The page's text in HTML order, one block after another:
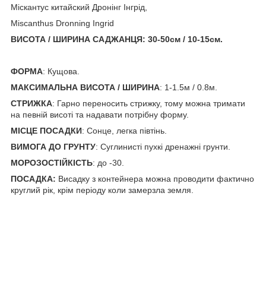
Міскантус китайский Дронінг Інгрід,
Miscanthus Dronning Ingrid
ВИСОТА / ШИРИНА САДЖАНЦЯ: 30-50см / 10-15см.
ФОРМА: Кущова.
МАКСИМАЛЬНА ВИСОТА / ШИРИНА: 1-1.5м / 0.8м.
СТРИЖКА: Гарно переносить стрижку, тому можна тримати
на певній висоті та надавати потрібну форму.
МІСЦЕ ПОСАДКИ: Сонце, легка півтінь.
ВИМОГА ДО ГРУНТУ: Суглинисті пухкі дренажні грунти.
МОРОЗОСТІЙКІСТЬ: до -30.
ПОСАДКА: Висадку з контейнера можна проводити фактично
круглий рік, крім періоду коли замерзла земля.